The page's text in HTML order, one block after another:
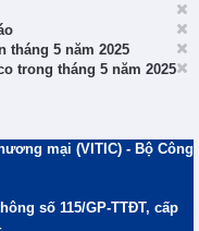
tháng 5 năm 2025
trong tháng 5 năm 2025
mại (VITIC) - Bộ Công
số 115/GP-TTĐT, cấp